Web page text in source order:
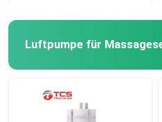
Mikrowasser-Pumpe
Mikrowasser-Ventil
Luftpumpe für